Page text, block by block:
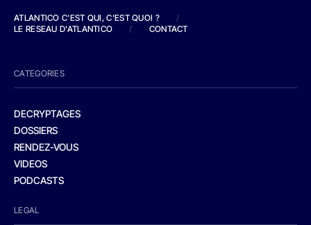
ATLANTICO C'EST QUI, C'EST QUOI ?
/
LE RESEAU D'ATLANTICO
/ CONTACT
CATEGORIES
DECRYPTAGES
DOSSIERS
RENDEZ-VOUS
VIDEOS
PODCASTS
LEGAL